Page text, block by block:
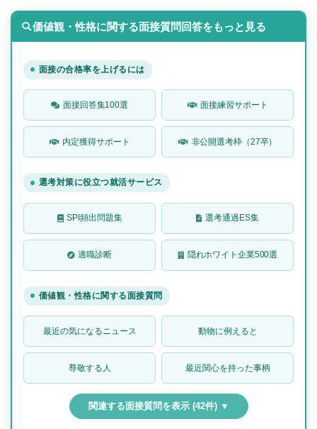
価値観・性格に関する面接質問回答をもっと見る
面接の合格率を上げるには
面接回答集100選 面接練習サポート
内定獲得サポート 非公開選考枠（27卒）
選考対策に役立つ就活サービス
SPI頻出問題集 選考通過ES集
適職診断 隠れホワイト企業500選
価値観・性格に関する面接質問
最近の気になるニュース 動物に例えると
尊敬する人 最近関心を持った事柄
関連する面接質問を表示 (42件) ▼